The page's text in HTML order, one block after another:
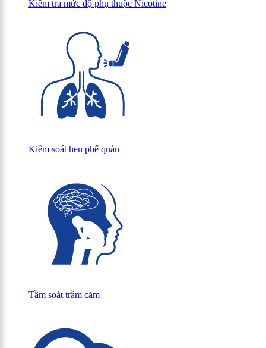
Kiểm tra mức độ phụ thuộc Nicotine
Kiểm soát hen phế quản
Tầm soát trầm cảm